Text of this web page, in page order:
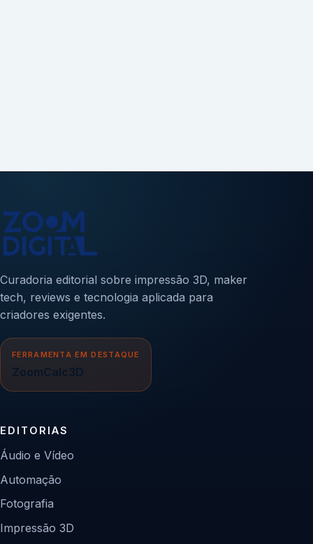
Curadoria editorial sobre impressão 3D, maker
tech, reviews e tecnologia aplicada para
criadores exigentes.
FERRAMENTA EM DESTAQUE
ZoomCalc3D
EDITORIAS
Áudio e Vídeo
Automação
Fotografia
Impressão 3D